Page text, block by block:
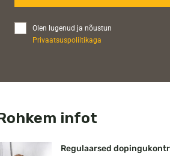
Olen lugenud ja nõustun
Privaatsuspoliitikaga
infot
Regulaarsed